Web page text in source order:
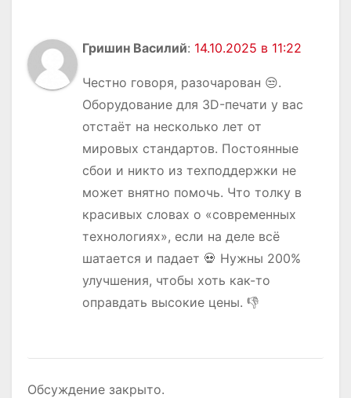
Гришин Василий: 14.10.2025 в 11:22
Честно говоря, разочарован 😒.
Оборудование для 3D-печати у вас
отстаёт на несколько лет от
мировых стандартов. Постоянные
сбои и никто из техподдержки не
может внятно помочь. Что толку в
красивых словах о «современных
технологиях», если на деле всё
шатается и падает 💀 Нужны 200%
улучшения, чтобы хоть как-то
оправдать высокие цены. 👎
Обсуждение закрыто.